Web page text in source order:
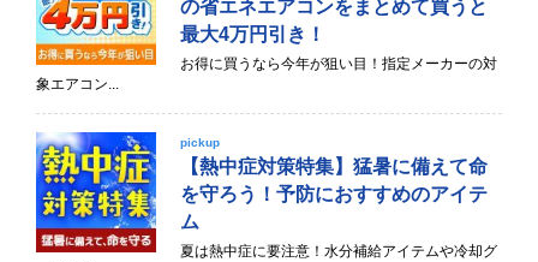
の省エネエアコンをまとめて買うと
最大4万円引き！
お得に買うなら今年が狙い目！指定メーカーの対
象エアコン...
pickup
【熱中症対策特集】猛暑に備えて命
を守ろう！予防におすすめのアイテ
ム
夏は熱中症に要注意！水分補給アイテムや冷却グ